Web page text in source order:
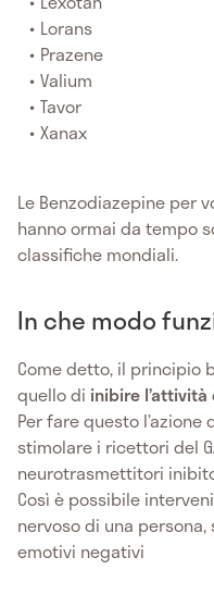
Lorans
Prazene
Valium
Tavor
Xanax
Le Benzodiazepine per
hanno ormai da tempo
classifiche mondiali.
In che modo
Come detto, il principio
quello di inibire
Per fare questo
stimolare i ricettori del
neurotrasmettitori
Così è possibile
nervoso di una
emotivi negativi